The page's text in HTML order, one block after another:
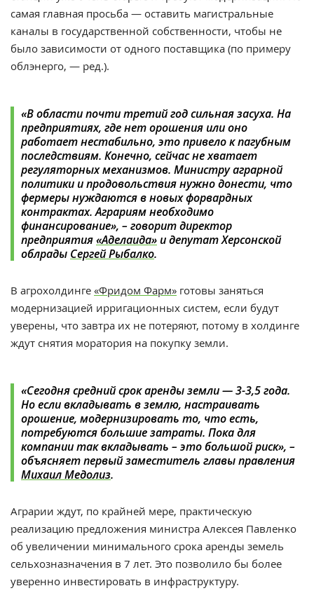
самая главная просьба — оставить магистральные
каналы в государственной собственности, чтобы не
было зависимости от одного поставщика (по примеру
облэнерго, — ред.).
«В области почти третий год сильная засуха. На
предприятиях, где нет орошения или оно
работает нестабильно, это привело к пагубным
последствиям. Конечно, сейчас не хватает
регуляторных механизмов. Министру аграрной
политики и продовольствия нужно донести, что
фермеры нуждаются в новых форвардных
контрактах. Аграриям необходимо
финансирование», – говорит директор
предприятия«Аделаида»и депутат Херсонской
облрады Сергей Рыбалко.
В агрохолдинге «Фридом Фарм» готовы заняться
модернизацией ирригационных систем, если будут
уверены, что завтра их не потеряют, потому в холдинге
ждут снятия моратория на покупку земли.
«Сегодня средний срок аренды земли — 3-3,5 года.
Но если вкладывать в землю, настраивать
орошение, модернизировать то, что есть,
потребуются большие затраты. Пока для
компании так вкладывать – это большой риск», –
объясняет первый заместитель главы правления
Михаил Медолиз.
Аграрии ждут, по крайней мере, практическую
реализацию предложения министра Алексея Павленко
об увеличении минимального срока аренды земель
сельхозназначения в 7 лет. Это позволило бы более
уверенно инвестировать в инфраструктуру.